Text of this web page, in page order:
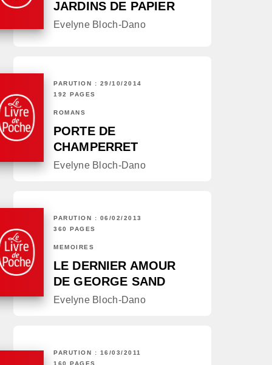
JARDINS DE PAPIER
Evelyne Bloch-Dano
PARUTION : 29/10/2014
192 PAGES
ROMANS
PORTE DE
CHAMPERRET
Evelyne Bloch-Dano
PARUTION : 06/02/2013
360 PAGES
MÉMOIRES
LE DERNIER AMOUR
DE GEORGE SAND
Evelyne Bloch-Dano
PARUTION : 16/03/2011